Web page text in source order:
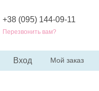
+38 (095) 144-09-11
Перезвонить вам?
Вход Мой заказ